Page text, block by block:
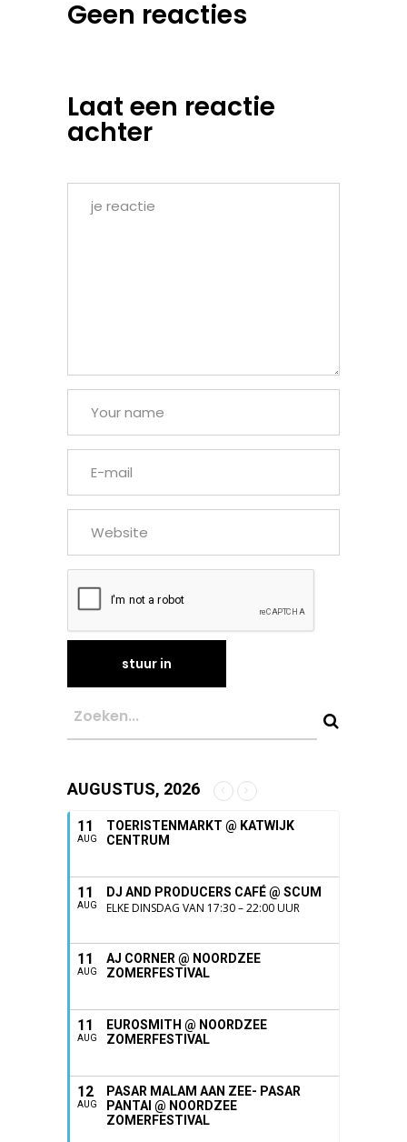
Geen reacties
Laat een reactie
achter
AUGUSTUS, 2026
11
AUG
TOERISTENMARKT @ KATWIJK
CENTRUM
11
AUG
DJ AND PRODUCERS CAFÉ @ SCUM
ELKE DINSDAG VAN 17:30 – 22:00 UUR
11
AUG
AJ CORNER @ NOORDZEE
ZOMERFESTIVAL
11
AUG
EUROSMITH @ NOORDZEE
ZOMERFESTIVAL
12
AUG
PASAR MALAM AAN ZEE- PASAR
PANTAI @ NOORDZEE
ZOMERFESTIVAL